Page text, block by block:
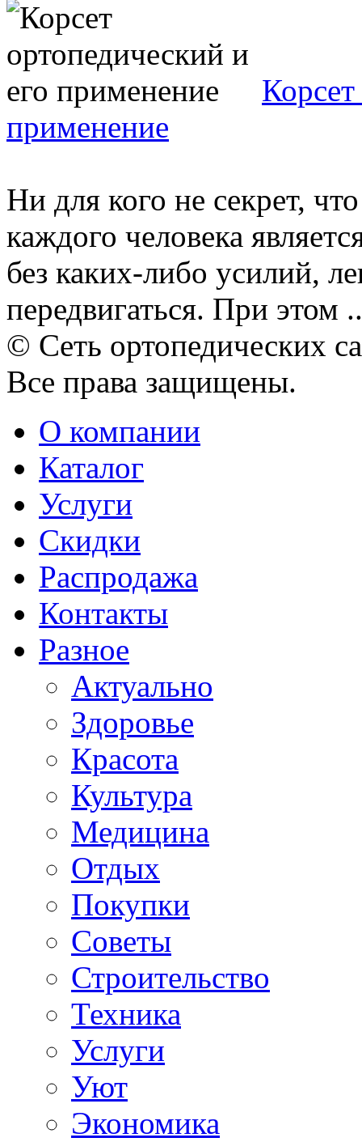
применение
Ни для кого не секрет,
каждого человека
без каких-либо усилий,
передвигаться. При этом
© Сеть ортопедических
Все права защищены.
О компании
Каталог
Услуги
Скидки
Распродажа
Контакты
Разное
Актуально
Здоровье
Красота
Культура
Медицина
Отдых
Покупки
Советы
Строительство
Техника
Услуги
Уют
Экономика